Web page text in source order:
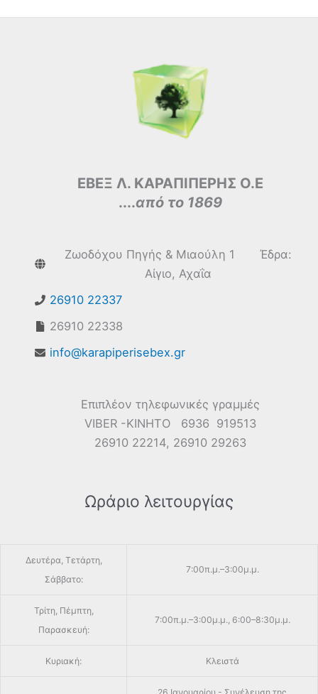
ΕΒΕΞ Λ. ΚΑΡΑΠΙΠΕΡΗΣ Ο.Ε
....από το 1869
Ζωοδόχου Πηγής & Μιαούλη 1 Έδρα:
Αίγιο, Αχαΐα
26910 22337
26910 22338
info@karapiperisebex.gr
Επιπλέον τηλεφωνικές γραμμές
VIBER -ΚΙΝΗΤΟ 6936 919513
26910 22214, 26910 29263
Ωράριο λειτουργίας
Δευτέρα, Τετάρτη,
Σάββατο:
7:00π.μ.–3:00μ.μ.
Τρίτη, Πέμπτη,
Παρασκευή:
7:00π.μ.–3:00μ.μ., 6:00–8:30μ.μ.
Κυριακή: Κλειστά